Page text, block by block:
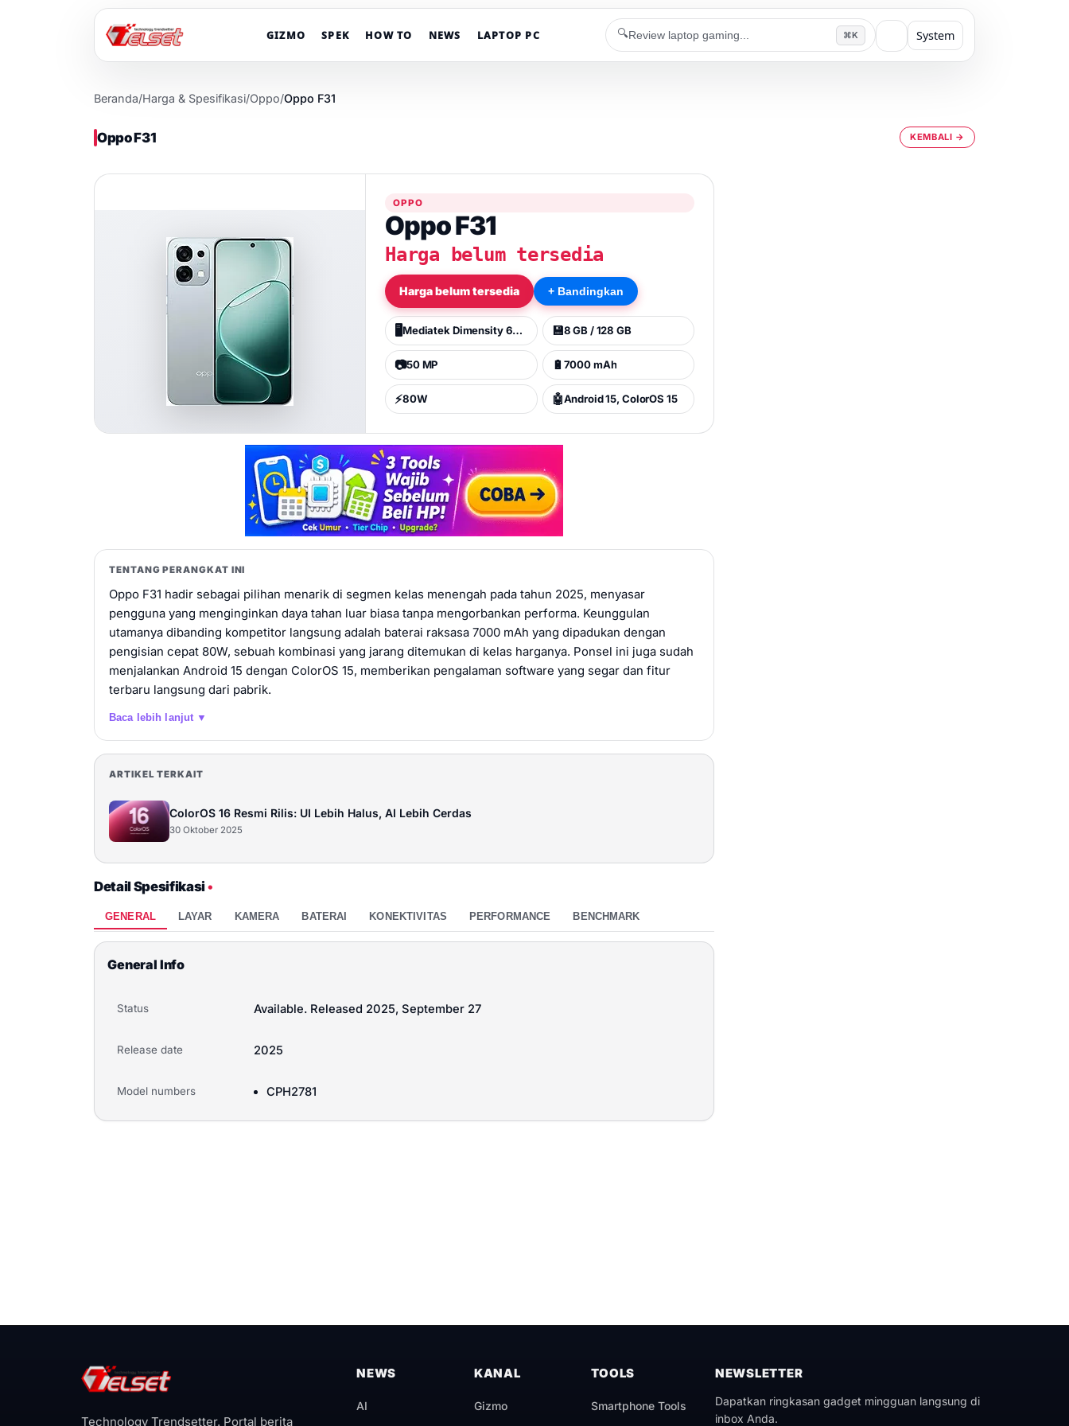
GIZMO SPEK HOW TO NEWS LAPTOP PC 🔍 ⌘K System
Beranda/Harga & Spesifikasi/Oppo/Oppo F31
Oppo F31 KEMBALI →
OPPO
Oppo F31
Harga belum tersedia
Harga belum tersedia + Bandingkan
🖥️ Mediatek Dimensity 6300 (6 nm) 💾8 GB / 128 GB
📷50 MP 🔋 7000 mAh
⚡80W 🤖Android 15, ColorOS 15
TENTANG PERANGKAT INI
Oppo F31 hadir sebagai pilihan menarik di segmen kelas menengah pada tahun 2025, menyasar
pengguna yang menginginkan daya tahan luar biasa tanpa mengorbankan performa. Keunggulan
utamanya dibanding kompetitor langsung adalah baterai raksasa 7000 mAh yang dipadukan dengan
pengisian cepat 80W, sebuah kombinasi yang jarang ditemukan di kelas harganya. Ponsel ini juga sudah
menjalankan Android 15 dengan ColorOS 15, memberikan pengalaman software yang segar dan fitur
terbaru langsung dari pabrik.
Baca lebih lanjut ▼
ARTIKEL TERKAIT
ColorOS 16 Resmi Rilis: UI Lebih Halus, AI Lebih Cerdas
30 Oktober 2025
Detail Spesifikasi•
GENERAL LAYAR KAMERA BATERAI KONEKTIVITAS PERFORMANCE BENCHMARK
General Info
Status Available. Released 2025, September 27
Release date 2025
Model numbers CPH2781
Technology Trendsetter. Portal berita
NEWS
AI
KANAL
Gizmo
TOOLS
Smartphone Tools
NEWSLETTER
Dapatkan ringkasan gadget mingguan langsung di
inbox Anda.